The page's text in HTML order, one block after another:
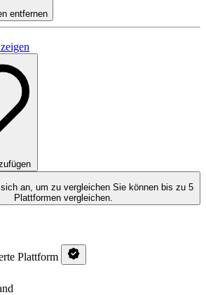
entfernen
an, um zu vergleichen Sie können bis zu 5
Plattformen vergleichen.
Plattform